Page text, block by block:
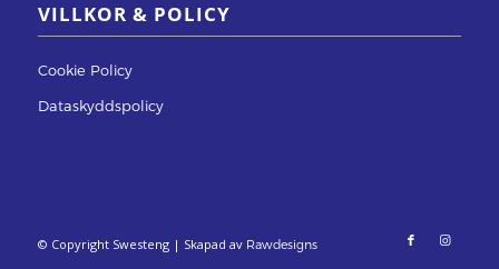
VILLKOR & POLICY
Cookie Policy
Dataskyddspolicy
© Copyright Swesteng | Skapad av Rawdesigns